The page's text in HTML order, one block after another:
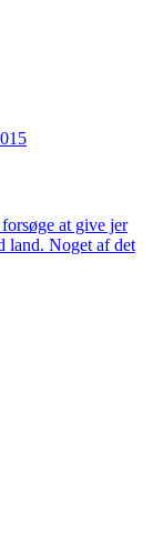
at give jer
land. Noget af det